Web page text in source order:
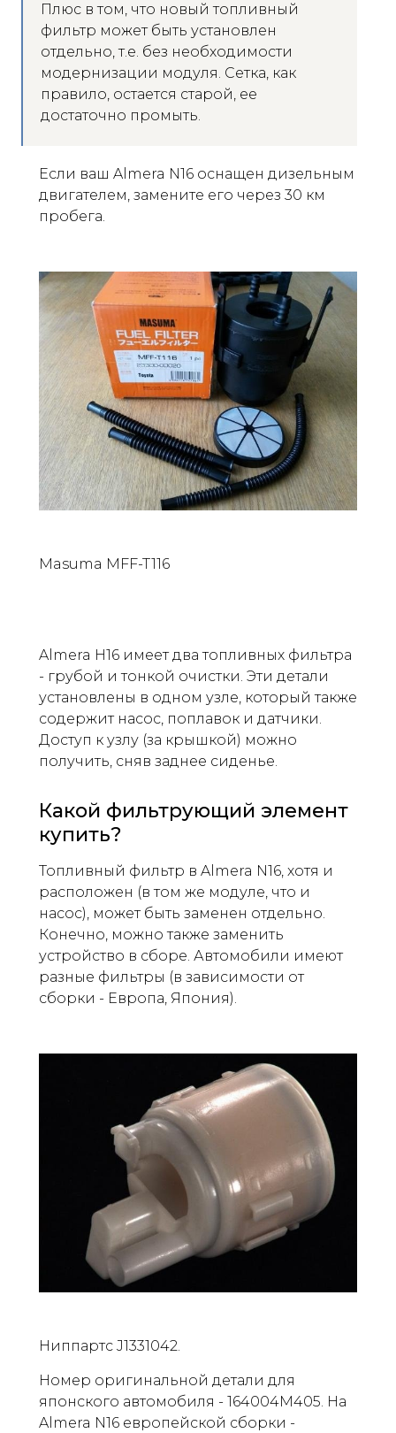
Плюс в том, что новый топливный
фильтр может быть установлен
отдельно, т.е. без необходимости
модернизации модуля. Сетка, как
правило, остается старой, ее
достаточно промыть.
Если ваш Almera N16 оснащен дизельным
двигателем, замените его через 30 км
пробега.
Masuma MFF-T116
Almera H16 имеет два топливных фильтра
- грубой и тонкой очистки. Эти детали
установлены в одном узле, который также
содержит насос, поплавок и датчики.
Доступ к узлу (за крышкой) можно
получить, сняв заднее сиденье.
Какой фильтрующий элемент
купить?
Топливный фильтр в Almera N16, хотя и
расположен (в том же модуле, что и
насос), может быть заменен отдельно.
Конечно, можно также заменить
устройство в сборе. Автомобили имеют
разные фильтры (в зависимости от
сборки - Европа, Япония).
Ниппартс J1331042.
Номер оригинальной детали для
японского автомобиля - 164004M405. На
Almera N16 европейской сборки -